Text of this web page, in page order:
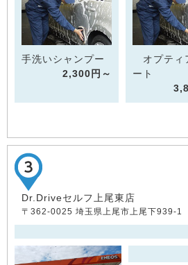
手洗いシャンプー
2,300円～
オプティ
ート
Dr.Driveセルフ上尾東店
〒362-0025 埼玉県上尾市上尾下939-1